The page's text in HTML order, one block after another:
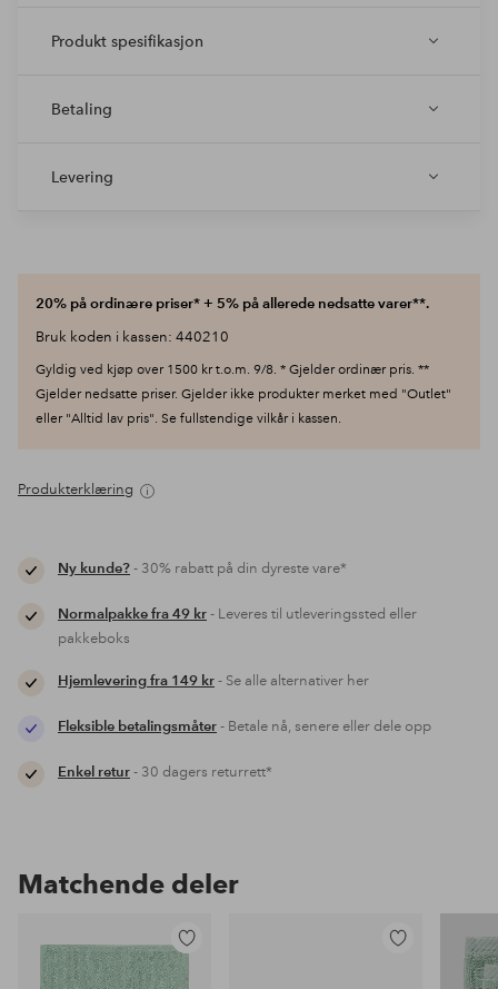
Produkt spesifikasjon
Betaling
Levering
20% på ordinære priser* + 5% på allerede nedsatte varer**.
Bruk koden i kassen: 440210
Gyldig ved kjøp over 1500 kr t.o.m. 9/8. * Gjelder ordinær pris. **
Gjelder nedsatte priser. Gjelder ikke produkter merket med "Outlet"
eller "Alltid lav pris". Se fullstendige vilkår i kassen.
Produkterklæring
Ny kunde?- 30% rabatt på din dyreste vare*
Normalpakke fra 49 kr- Leveres til utleveringssted eller
pakkeboks
Hjemlevering fra 149 kr- Se alle alternativer her
Fleksible betalingsmåter- Betale nå, senere eller dele opp
Enkel retur- 30 dagers returrett*
Matchende deler
Legg
til